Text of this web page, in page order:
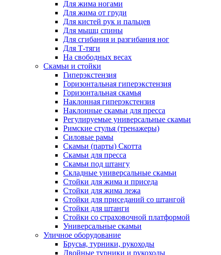
Для жима ногами
Для жима от груди
Для кистей рук и пальцев
Для мышц спины
Для сгибания и разгибания ног
Для Т-тяги
На свободных весах
Скамьи и стойки
Гиперэкстензия
Горизонтальная гиперэкстензия
Горизонтальная скамья
Наклонная гиперэкстензия
Наклонные скамьи для пресса
Регулируемые универсальные скамьи
Римские стулья (тренажеры)
Силовые рамы
Скамьи (парты) Скотта
Скамьи для пресса
Скамьи под штангу
Складные универсальные скамьи
Стойки для жима и приседа
Стойки для жима лежа
Стойки для приседаний со штангой
Стойки для штанги
Стойки со страховочной платформой
Универсальные скамьи
Уличное оборудование
Брусья, турники, рукоходы
Двойные турники и рукоходы